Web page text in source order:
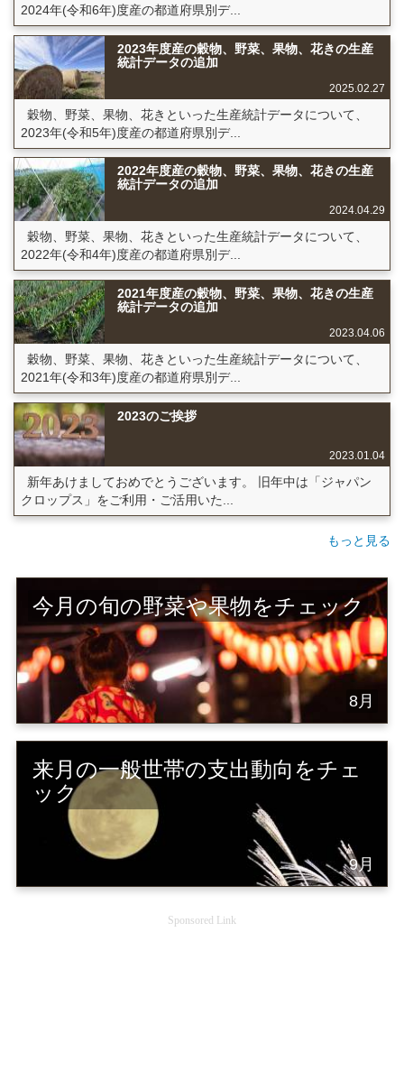
2024年(令和6年)度産の都道府県別デ...
2023年度産の穀物、野菜、果物、花きの生産
統計データの追加
2025.02.27
穀物、野菜、果物、花きといった生産統計データについて、
2023年(令和5年)度産の都道府県別デ...
2022年度産の穀物、野菜、果物、花きの生産
統計データの追加
2024.04.29
穀物、野菜、果物、花きといった生産統計データについて、
2022年(令和4年)度産の都道府県別デ...
2021年度産の穀物、野菜、果物、花きの生産
統計データの追加
2023.04.06
穀物、野菜、果物、花きといった生産統計データについて、
2021年(令和3年)度産の都道府県別デ...
2023のご挨拶
2023.01.04
新年あけましておめでとうございます。 旧年中は「ジャパン
クロップス」をご利用・ご活用いた...
もっと見る
今月の旬の野菜や果物をチェック
8月
来月の一般世帯の支出動向をチェ
ック
9月
Sponsored Link